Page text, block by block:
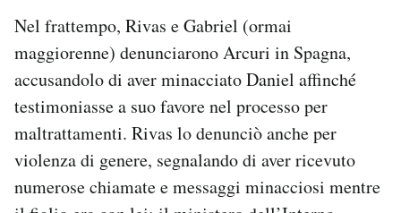
Nel frattempo, Rivas e Gabriel (ormai
maggiorenne) denunciarono Arcuri in Spagna,
accusandolo di aver minacciato Daniel affinché
testimoniasse a suo favore nel processo per
maltrattamenti. Rivas lo denunciò anche per
violenza di genere, segnalando di aver ricevuto
numerose chiamate e messaggi minacciosi mentre